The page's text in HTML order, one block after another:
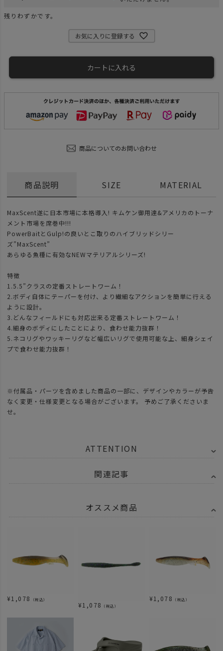
残りわずかです。
お気に入りに登録する
カートに入れる
商品についてのお問い合わせ
商品説明
MaxScent遂に日本市場に本格導入! キムケン御用達&アメリカのトーナ
メント市場を席巻中!!!
PowerBaitとGulp!の良いとこ取りのハイブリッドシリー
ズ”MaxScent”
あらゆる魚種に有効なNEWマテリアルシリーズ!
特徴
1.5.5”クラスの定番ストレートワーム！
2.ボディ自体にテーパーを付け、より繊細なアクションを簡単に行える
ように設計。
3.どんなフィールドにも対応出来る定番ストレートワーム！
4.細身のボディにしたことにより、食わせ能力抜群！
5.ネコリグやワッキーリグなど幅広いリグで使用可能な上、細身シェイ
プで食わせ能力抜群！
※付属品・パーツを含めました商品の一部に、デザインやカラーが予告
なく変更・仕様変更となる場合がございます。 予めご了承くださいま
せ。
SIZE MATERIAL
ATTENTION
関連記事
オススメ商品
¥1,078 （税込）
¥1,078 （税込）
¥1,078 （税込）